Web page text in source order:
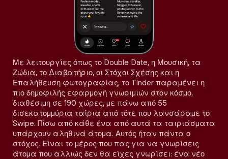
Με λειτουργίες όπως το Double Date, η Μουσική, τα
Ζώδια, το Διαβατήριο, οι Στόχοι Σχέσης και η
Επαλήθευση φωτογραφίας, το Tinder παραμένει η
πιο δημοφιλής εφαρμογή γνωριμιών στον κόσμο,
διαθέσιμη σε 190 χώρες, με πάνω από 55
δισεκατομμύρια ταίρια από τότε που λανσάραμε το
Swipe. Πίσω από κάθε ένα από αυτά τα ταιριάσματα
υπάρχουν αληθινά άτομα. Αυτός ήταν πάντα ο
στόχος. Είναι το μέρος που πας για να γνωρίσεις
άτομα που αλλιώς δεν θα είχες γνωρίσει: ένα νέο